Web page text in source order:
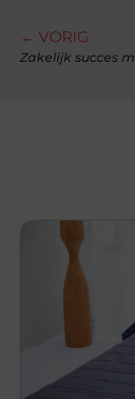
← VORIG
Zakelijk succes